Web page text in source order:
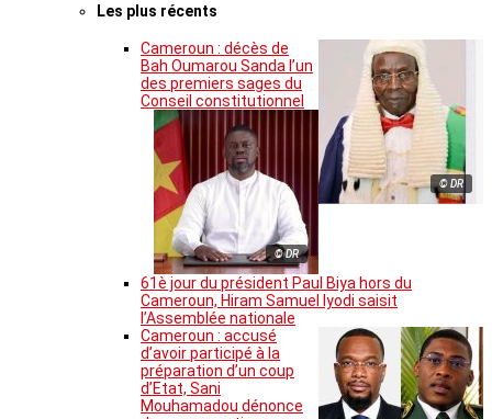
Les plus récents
© DR
Cameroun : décès de
Bah Oumarou Sanda l’un
des premiers sages du
Conseil constitutionnel
© DR
61è jour du président Paul Biya hors du
Cameroun, Hiram Samuel Iyodi saisit
l’Assemblée nationale
Cameroun : accusé
d’avoir participé à la
préparation d’un coup
d’Etat, Sani
Mouhamadou dénonce